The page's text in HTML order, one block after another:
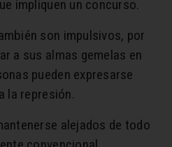
impliquen un concurso.
son impulsivos, por
a sus almas gemelas en
pueden expresarse
la represión.
alejados de todo